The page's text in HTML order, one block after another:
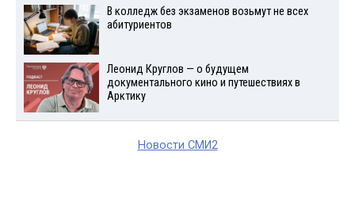
В колледж без экзаменов возьмут не всех
абитуриентов
Леонид Круглов — о будущем
документального кино и путешествиях в
Арктику
Новости СМИ2